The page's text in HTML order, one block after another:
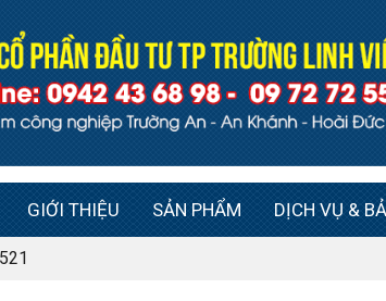
GIỚI THIỆU SẢN PHẨM DỊCH VỤ &